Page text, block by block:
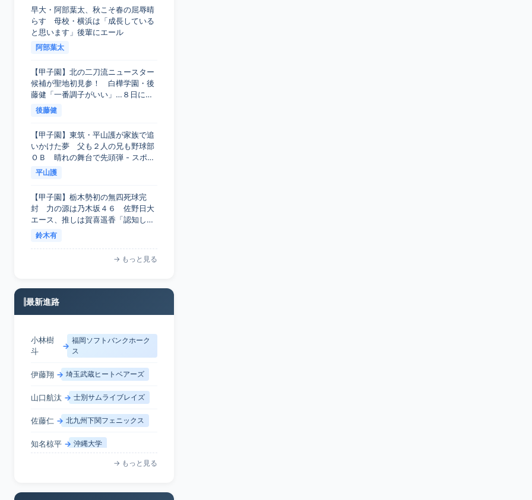
早大・阿部葉太、秋こそ春の屈辱晴
らす 母校・横浜は「成長している
と思います」後輩にエール
阿部葉太
【甲子園】北の二刀流ニュースター
候補が聖地初見参！ 白樺学園・後
藤健「一番調子がいい」…８日に東
日本国際大昌平戦 - スポーツ報知
後藤健
【甲子園】東筑・平山護が家族で追
いかけた夢 父も２人の兄も野球部
ＯＢ 晴れの舞台で先頭弾 - スポー
ツ報知
平山護
【甲子園】栃木勢初の無四死球完
封 力の源は乃木坂４６ 佐野日大
エース、推しは賀喜遥香「認知して
くれるだけで、ありがたい」 - スポ
ーツ報知
鈴木有
→ もっと見る
最新進路
伊藤翔 埼玉武蔵ヒートベアーズ
→ もっと見る